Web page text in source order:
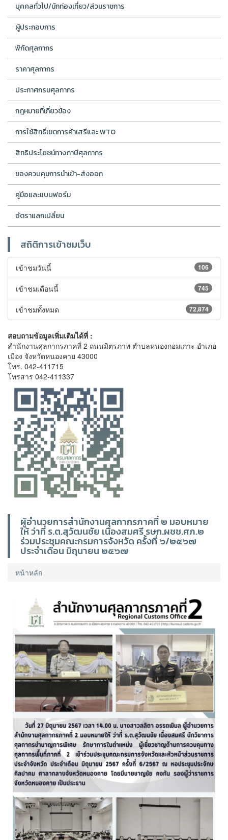
บุคคลทั่วไป/นักท่องเที่ยว/ส่วนราชการ
ผู้ประกอบการ
พิกัดศุลกากร
ราคาศุลกากร
ประกาศกรมศุลกากร
กฎหมายที่เกี่ยวข้อง
การใช้สิทธิ์เขตการค้าเสรีและ WTO
สิทธิประโยชน์ทางภาษีศุลกากร
ของควบคุมการนำเข้า-ส่งออก
คู่มือและแบบฟอร์ม
อัตราแลกเปลี่ยน
สถิติการเข้าชมเว็บ
106
เข้าชมวันนี้
745
เข้าชมเดือนนี้
72,874
เข้าชมทั้งหมด
สอบถามข้อมูลเพิ่มเติมได้ที่ :
สำนักงานศุลกากรภาคที่ 2 ถนนมิตรภาพ ตำบลหนองกอมเกาะ อำเภอ
เมือง จังหวัดหนองคาย 43000
โทร. 042-411715
โทรสาร 042-411337
ผู้อำนวยการสำนักงานศุลกากรภาคที่ ๒ มอบหมาย
ให้ ว่าที่ ร.ต.สุวัฒนชัย เนื่องสมศรี รษก.ผชช.ศภ.๒
ร่วมประชุมคณะกรมการจังหวัด ครั้งที่ ๖/๒๕๖๗
ประจำเดือน มิถุนายน ๒๕๖๗
หน้าหลัก